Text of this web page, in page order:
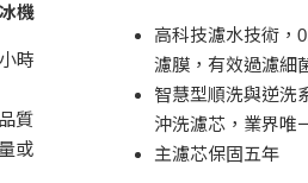
機
時
質
或
高科技濾水技術，
濾膜，有效過濾細
智慧型順洗與逆洗
沖洗濾芯，業界唯
主濾芯保固五年